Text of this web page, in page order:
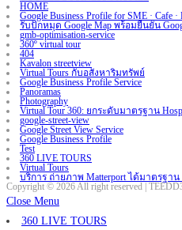
HOME
Google Business Profile for SME · Cafe ·
รับปักหมุด Google Map พร้อมยืนยัน
gmb-optimisation-service
360º virtual tour
404
Kavalon streetview
Virtual Tours กับอสังหาริมทรัพย์
Google Business Profile Service
Panoramas
Photography
Virtual Tour 360: ยกระดับมาตรฐาน
google-street-view
Google Street View Service
Google Business Profile
Test
360 LIVE TOURS
Virtual Tours
บริการ ถ่ายภาพ Matterport ได้มาตรฐา
Copyright © 2026 All right reserved |
Close Menu
360 LIVE TOURS